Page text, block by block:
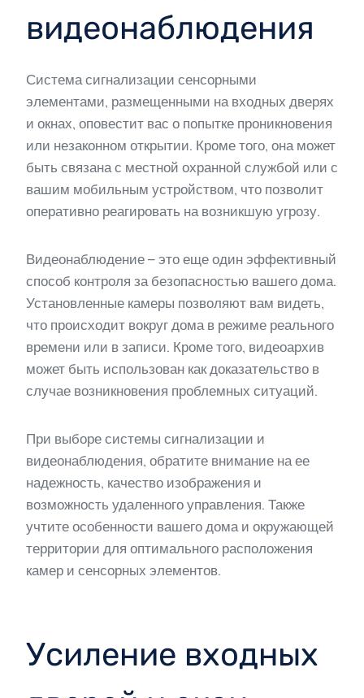
видеонаблюдения
Система сигнализации сенсорными
элементами, размещенными на входных дверях
и окнах, оповестит вас о попытке проникновения
или незаконном открытии. Кроме того, она может
быть связана с местной охранной службой или с
вашим мобильным устройством, что позволит
оперативно реагировать на возникшую угрозу.
Видеонаблюдение – это еще один эффективный
способ контроля за безопасностью вашего дома.
Установленные камеры позволяют вам видеть,
что происходит вокруг дома в режиме реального
времени или в записи. Кроме того, видеоархив
может быть использован как доказательство в
случае возникновения проблемных ситуаций.
При выборе системы сигнализации и
видеонаблюдения, обратите внимание на ее
надежность, качество изображения и
возможность удаленного управления. Также
учтите особенности вашего дома и окружающей
территории для оптимального расположения
камер и сенсорных элементов.
Усиление входных